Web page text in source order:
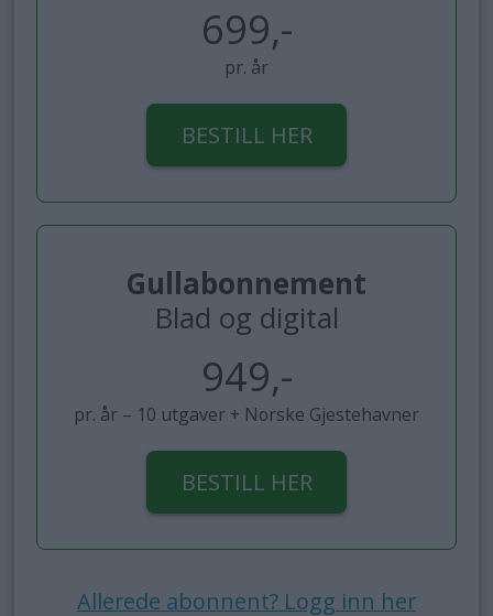
699,-
pr. år
BESTILL HER
Gullabonnement
Blad og digital
949,-
pr. år – 10 utgaver + Norske Gjestehavner
BESTILL HER
Allerede abonnent? Logg inn her